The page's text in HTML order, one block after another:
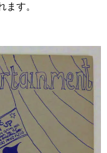
ます。